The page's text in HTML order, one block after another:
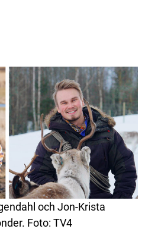
och Jon-Krista
Foto: TV4